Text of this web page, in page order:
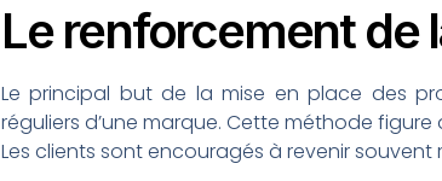
Le renforcement de
Le principal but de la mise en place des
réguliers d’une marque. Cette méthode figure
Les clients sont encouragés à revenir souvent